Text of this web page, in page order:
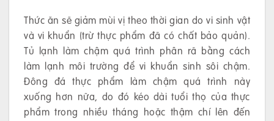
Thức ăn sẽ giảm mùi vị theo thời gian do vi sinh vật
và vi khuẩn (trừ thực phẩm đã có chất bảo quản).
Tủ lạnh làm chậm quá trình phân rã bằng cách
làm lạnh môi trường để vi khuẩn sinh sôi chậm.
Đông đá thực phẩm làm chậm quá trình này
xuống hơn nữa, do đó kéo dài tuổi thọ của thực
phẩm trong nhiều tháng hoặc thậm chí lên đến